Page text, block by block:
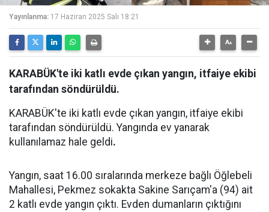
Yayınlanma: 17 Haziran 2025 Salı 18:21
KARABÜK'te iki katlı evde çıkan yangın, itfaiye ekibi
tarafından söndürüldü.
KARABÜK'te iki katlı evde çıkan yangın, itfaiye ekibi
tarafından söndürüldü. Yangında ev yanarak
kullanılamaz hale geldi.
Yangın, saat 16.00 sıralarında merkeze bağlı Öğlebeli
Mahallesi, Pekmez sokakta Sakine Sarıçam'a (94) ait
2 katlı evde yangın çıktı. Evden dumanların çıktığını